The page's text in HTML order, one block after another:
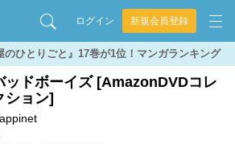
ログイン 新規会員登録
のひとりごと』17巻が1位！マンガランキング
ッドボーイズ [AmazonDVDコレ
ション]